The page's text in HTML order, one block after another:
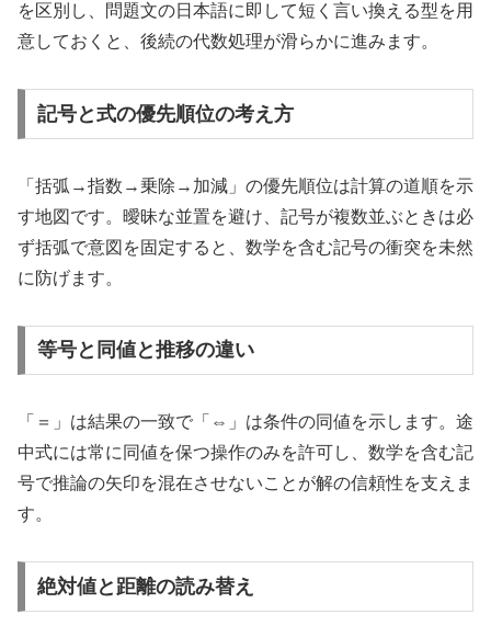
を区別し、問題文の日本語に即して短く言い換える型を用
意しておくと、後続の代数処理が滑らかに進みます。
記号と式の優先順位の考え方
「括弧→指数→乗除→加減」の優先順位は計算の道順を示
す地図です。曖昧な並置を避け、記号が複数並ぶときは必
ず括弧で意図を固定すると、数学を含む記号の衝突を未然
に防げます。
等号と同値と推移の違い
「＝」は結果の一致で「⇔」は条件の同値を示します。途
中式には常に同値を保つ操作のみを許可し、数学を含む記
号で推論の矢印を混在させないことが解の信頼性を支えま
す。
絶対値と距離の読み替え